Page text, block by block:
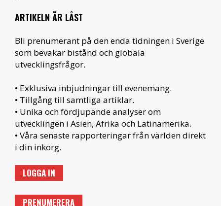
ARTIKELN ÄR LÅST
Bli prenumerant på den enda tidningen i Sverige
som bevakar bistånd och globala
utvecklingsfrågor.
• Exklusiva inbjudningar till evenemang.
• Tillgång till samtliga artiklar.
• Unika och fördjupande analyser om
utvecklingen i Asien, Afrika och Latinamerika.
• Våra senaste rapporteringar från världen direkt
i din inkorg.
LOGGA IN
PRENUMERERA